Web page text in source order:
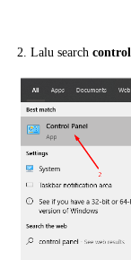
2. Lalu search